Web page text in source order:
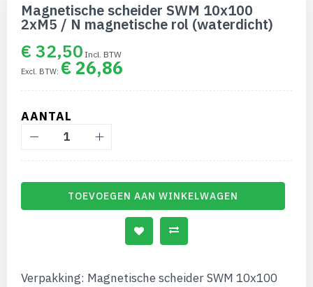
naar
begin
afbeeldingen-
gallerij
Magnetische scheider SWM 10x100
2xM5 / N magnetische rol (waterdicht)
€ 32,50
€ 26,86
AANTAL
TOEVOEGEN AAN WINKELWAGEN
Verpakking: Magnetische scheider SWM 10x100